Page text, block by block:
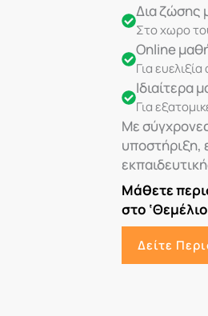
Δια ζώσης
Στο χωρο
Online
Για
Ιδιαίτερα
Για
Με
υποστήριξη,
Μάθετε
στο
Δείτε